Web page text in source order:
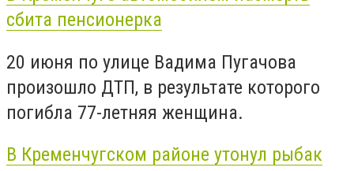
сбита пенсионерка
20 июня по улице Вадима Пугачова
произошло ДТП, в результате которого
погибла 77-летняя женщина.
В Кременчугском районе утонул рыбак